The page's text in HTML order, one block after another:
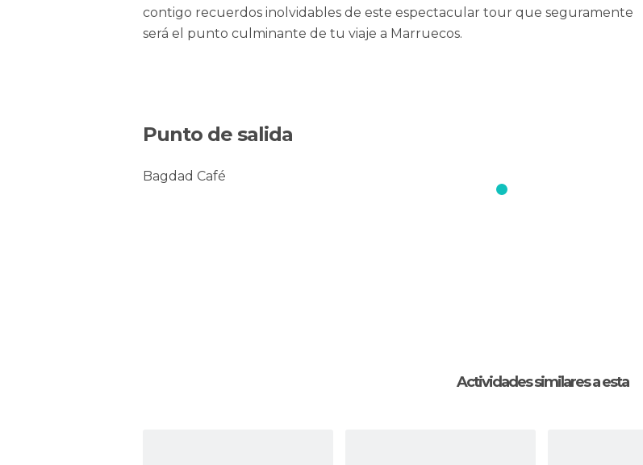
contigo recuerdos inolvidables de este espectacular tour que seguramente
será el punto culminante de tu viaje a Marruecos.
Punto de salida
Bagdad Café
Actividades similares a esta